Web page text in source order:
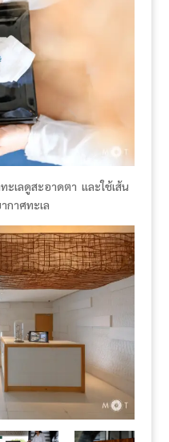
เลดูสะอาดตา และใช้เส้น
กาศทะเล